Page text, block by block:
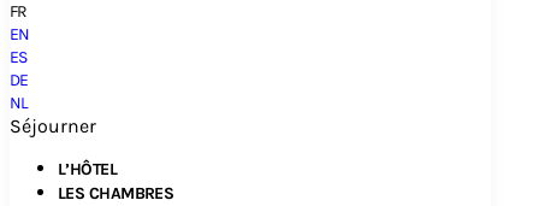
FR
EN
ES
DE
NL
Séjourner
L’HÔTEL
LES CHAMBRES